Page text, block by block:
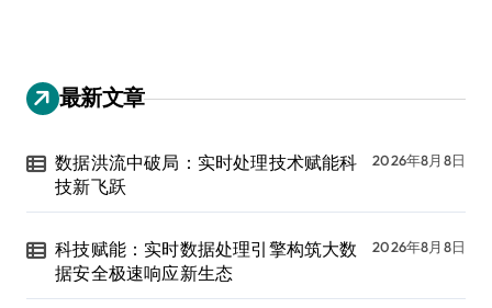
最新文章
数据洪流中破局：实时处理技术赋能科
技新飞跃
2026年8月8日
科技赋能：实时数据处理引擎构筑大数
据安全极速响应新生态
2026年8月8日